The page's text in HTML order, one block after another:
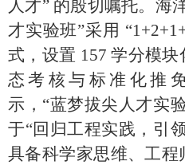
人才” 的殷切嘱托。海
才实验班”采用 “
式，设置 157学分模块
态考核与标准化推
示，“蓝梦拔尖人才实
于“回归工程实践，引
具备科学家思维、工